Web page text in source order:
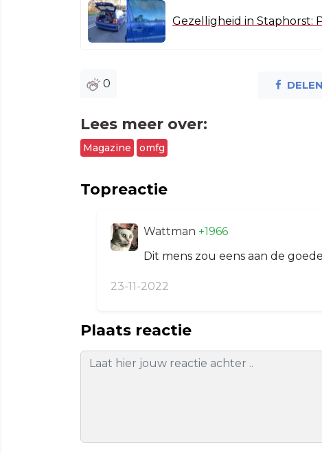
Gezelligheid in Staphorst:
0
Lees meer over:
Magazine omfg
Topreactie
Wattman +1966
Dit mens zou eens aan de
23-11-2022
Plaats reactie